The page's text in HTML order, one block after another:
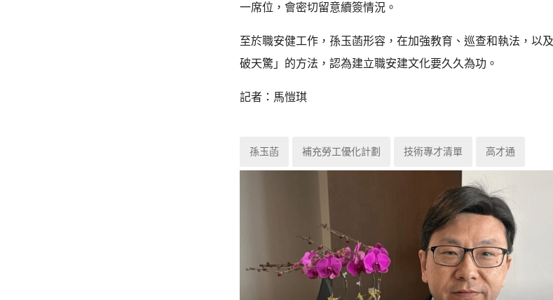
一席位，會密切留意續簽情況。
至於職安健工作，孫玉菡形容，在加強教育、巡查和執法，以
破天驚」的方法，認為建立職安建文化要久久為功。
記者：馬愷琪
孫玉菡 補充勞工優化計劃 技術專才清單 高才通